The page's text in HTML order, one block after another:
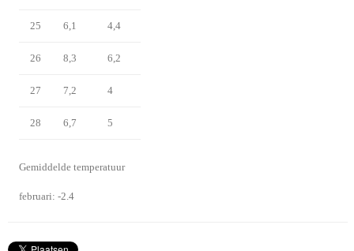
25 6,1 4,4
26 8,3 6,2
27 7,2 4
28 6,7 5
Gemiddelde temperatuur
februari: -2.4